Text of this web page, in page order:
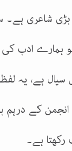
شاعری ہے۔
ہمارے ادب
ہے، یہ
کے درہم
رکھتا ہے۔